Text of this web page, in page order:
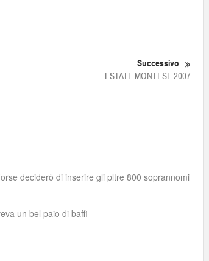
Successivo
ESTATE MONTESE 2007
deciderò di inserire gli pltre 800 soprannomi
un bel paio di baffi